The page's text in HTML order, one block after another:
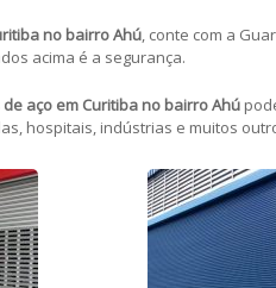
no bairro Ahú, conte com a
acima é a segurança.
aço em Curitiba no bairro Ahú
hospitais, indústrias e muitos